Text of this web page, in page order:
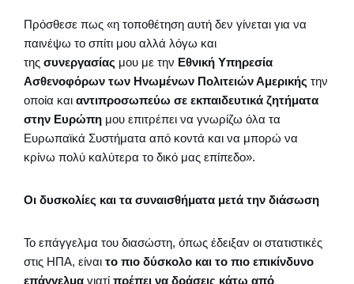
Πρόσθεσε πως «η τοποθέτηση αυτή δεν γίνεται για να
παινέψω το σπίτι μου αλλά λόγω και
της συνεργασίας μου με την Εθνική Υπηρεσία
Ασθενοφόρων των Ηνωμένων Πολιτειών Αμερικής την
οποία και αντιπροσωπεύω σε εκπαιδευτικά ζητήματα
στην Ευρώπη μου επιτρέπει να γνωρίζω όλα τα
Ευρωπαϊκά Συστήματα από κοντά και να μπορώ να
κρίνω πολύ καλύτερα το δικό μας επίπεδο».
Οι δυσκολίες και τα συναισθήματα μετά την διάσωση
Το επάγγελμα του διασώστη, όπως έδειξαν οι στατιστικές
στις ΗΠΑ, είναι το πιο δύσκολο και το πιο επικίνδυνο
επάγγελμα γιατί πρέπει να δράσεις κάτω από